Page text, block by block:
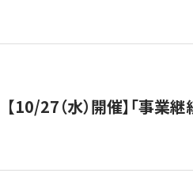
【10/27（水）開催】「事業